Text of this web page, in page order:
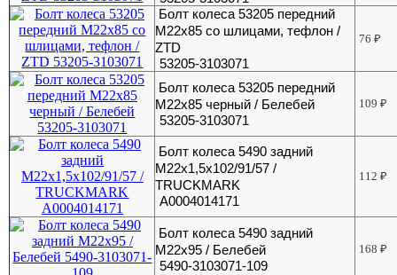
Болт колеса 53205 передний
М22х85 со шлицами, тефлон /
ZTD
53205-3103071
76₽
Болт колеса 53205 передний
М22х85 черный / Белебей
53205-3103071
109₽
Болт колеса 5490 задний
М22х1,5х102/91/57 /
TRUCKMARK
A0004014171
112₽
Болт колеса 5490 задний
М22х95 / Белебей
5490-3103071-109
168₽